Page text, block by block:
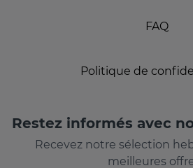
FAQ
Politique de
Restez informés avec
Recevez notre sélection
meilleures